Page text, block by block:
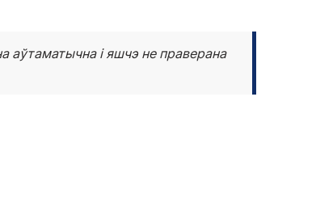
аўтаматычна і яшчэ не праверана